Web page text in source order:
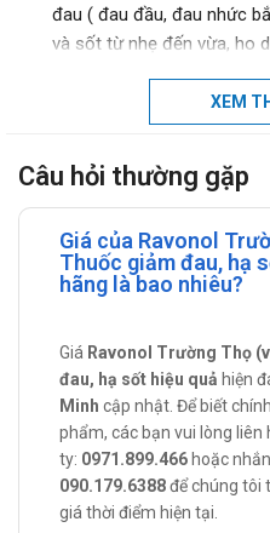
đau ( đau đầu, đau nhức
và sốt từ nhẹ đến vừa, ho
Hướng dẫn dùng
Cách sử dụng: Thuốc dùng
Liều lượng: 1 viên/lần, 2
Lưu ý khi sử dụng
Để xa tầm tay của trẻ em
Đọc kĩ hướng dẫn sử dụng
Ravonol Trường
dùng cho đối tượng
Người lớn và trẻ em trên 12
XEM
Câu hỏi thường gặp
Giá của Ravonol
Thuốc giảm đau, hạ
hãng là bao nhiêu?
Giá Ravonol Trường Thọ
đau, hạ sốt hiệu quả hiện
Minh cập nhật. Để biết
phẩm, các bạn vui lòng liên
ty: 0971.899.466 hoặc
090.179.6388để chúng tôi
giá thời điểm hiện tại.